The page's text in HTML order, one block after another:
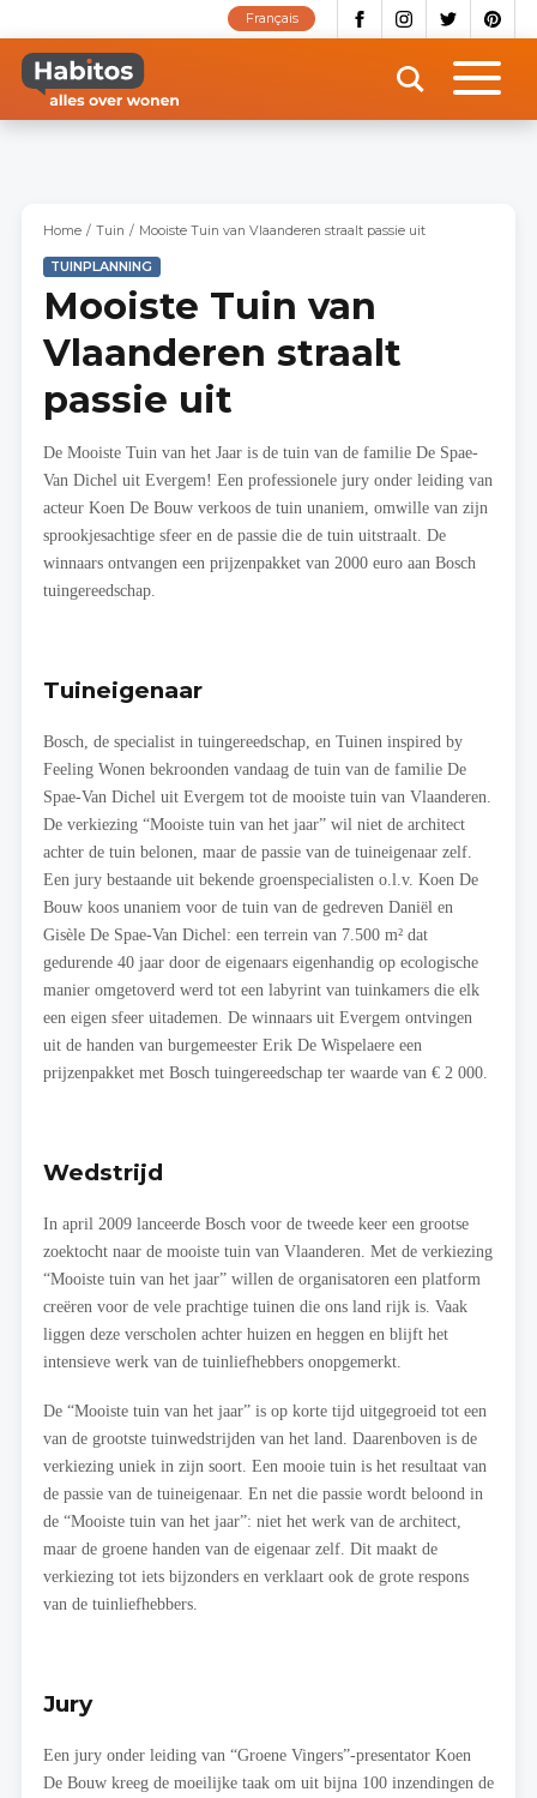
naar
inhoud
gaan
Français
Home Tuin Mooiste Tuin van Vlaanderen straalt passie uit
TUINPLANNING
Mooiste Tuin van
Vlaanderen straalt
passie uit
De Mooiste Tuin van het Jaar is de tuin van de familie De Spae-
Van Dichel uit Evergem! Een professionele jury onder leiding van
acteur Koen De Bouw verkoos de tuin unaniem, omwille van zijn
sprookjesachtige sfeer en de passie die de tuin uitstraalt. De
winnaars ontvangen een prijzenpakket van 2000 euro aan Bosch
tuingereedschap.
Tuineigenaar
Bosch, de specialist in tuingereedschap, en Tuinen inspired by
Feeling Wonen bekroonden vandaag de tuin van de familie De
Spae-Van Dichel uit Evergem tot de mooiste tuin van Vlaanderen.
De verkiezing “Mooiste tuin van het jaar” wil niet de architect
achter de tuin belonen, maar de passie van de tuineigenaar zelf.
Een jury bestaande uit bekende groenspecialisten o.l.v. Koen De
Bouw koos unaniem voor de tuin van de gedreven Daniël en
Gisèle De Spae-Van Dichel: een terrein van 7.500 m² dat
gedurende 40 jaar door de eigenaars eigenhandig op ecologische
manier omgetoverd werd tot een labyrint van tuinkamers die elk
een eigen sfeer uitademen. De winnaars uit Evergem ontvingen
uit de handen van burgemeester Erik De Wispelaere een
prijzenpakket met Bosch tuingereedschap ter waarde van € 2 000.
Wedstrijd
In april 2009 lanceerde Bosch voor de tweede keer een grootse
zoektocht naar de mooiste tuin van Vlaanderen. Met de verkiezing
“Mooiste tuin van het jaar” willen de organisatoren een platform
creëren voor de vele prachtige tuinen die ons land rijk is. Vaak
liggen deze verscholen achter huizen en heggen en blijft het
intensieve werk van de tuinliefhebbers onopgemerkt.
De “Mooiste tuin van het jaar” is op korte tijd uitgegroeid tot een
van de grootste tuinwedstrijden van het land. Daarenboven is de
verkiezing uniek in zijn soort. Een mooie tuin is het resultaat van
de passie van de tuineigenaar. En net die passie wordt beloond in
de “Mooiste tuin van het jaar”: niet het werk van de architect,
maar de groene handen van de eigenaar zelf. Dit maakt de
verkiezing tot iets bijzonders en verklaart ook de grote respons
van de tuinliefhebbers.
Jury
Een jury onder leiding van “Groene Vingers”-presentator Koen
De Bouw kreeg de moeilijke taak om uit bijna 100 inzendingen de